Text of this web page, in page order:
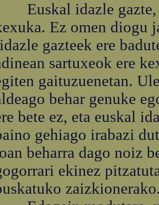
Euskal idazle gazte,
Ez omen diogu
gazteek ere
sartuxeok ere
gaituzuenetan.
behar genuke
bete ez, eta euskal
gehiago irabazi
beharra dago noiz
ekinez